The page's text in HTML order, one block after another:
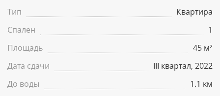
Тип
Квартира
Спален
1
Площадь
45 м²
Дата сдачи
III квартал, 2022
До воды
1.1 км